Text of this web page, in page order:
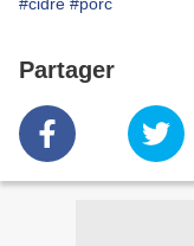
Partager